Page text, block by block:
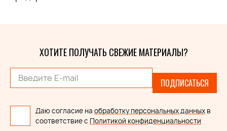
ХОТИТЕ ПОЛУЧАТЬ СВЕЖИЕ МАТЕРИАЛЫ?
ПОДПИСАТЬСЯ
Даю согласие на обработку персональных данных в
соответствие с Политикой конфиденциальности